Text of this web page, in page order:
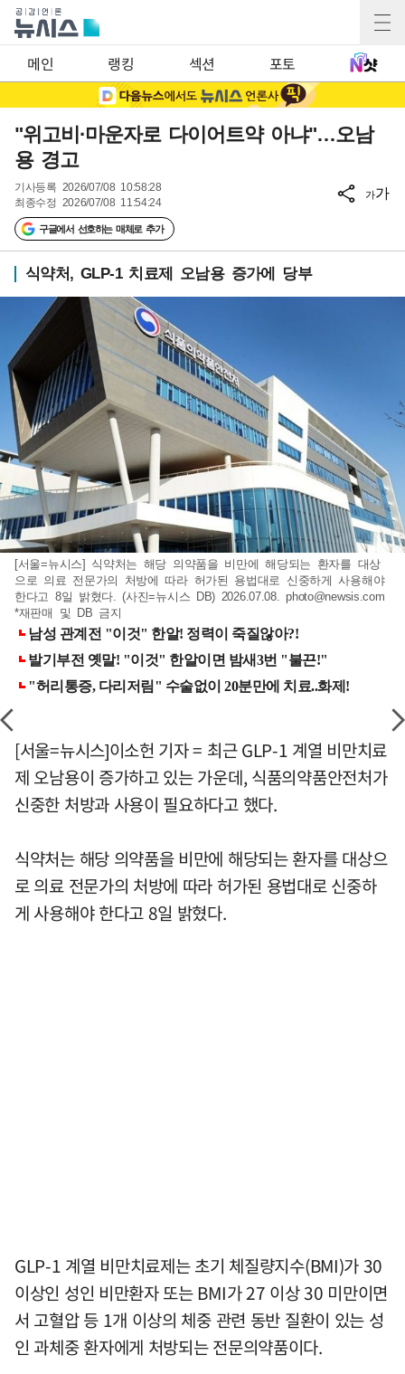
메인 랭킹 섹션 포토
"위고비·마운자로 다이어트약 아냐"…오남
용 경고
기사등록 2026/07/08 10:58:28
최종수정 2026/07/08 11:54:24
구글에서 선호하는 매체로 추가
가가
식약처, GLP-1 치료제 오남용 증가에 당부
[서울=뉴시스] 식약처는 해당 의약품을 비만에 해당되는 환자를 대상
으로 의료 전문가의 처방에 따라 허가된 용법대로 신중하게 사용해야
한다고 8일 밝혔다. (사진=뉴시스 DB) 2026.07.08.photo@newsis.com
*재판매 및 DB 금지
[서울=뉴시스]이소헌 기자 = 최근 GLP-1 계열 비만치료
제 오남용이 증가하고 있는 가운데, 식품의약품안전처가
신중한 처방과 사용이 필요하다고 했다.
식약처는 해당 의약품을 비만에 해당되는 환자를 대상으
로 의료 전문가의 처방에 따라 허가된 용법대로 신중하
게 사용해야 한다고 8일 밝혔다.
GLP-1 계열 비만치료제는 초기 체질량지수(BMI)가 30
이상인 성인 비만환자 또는 BMI가 27 이상 30 미만이면
서 고혈압 등 1개 이상의 체중 관련 동반 질환이 있는 성
인 과체중 환자에게 처방되는 전문의약품이다.